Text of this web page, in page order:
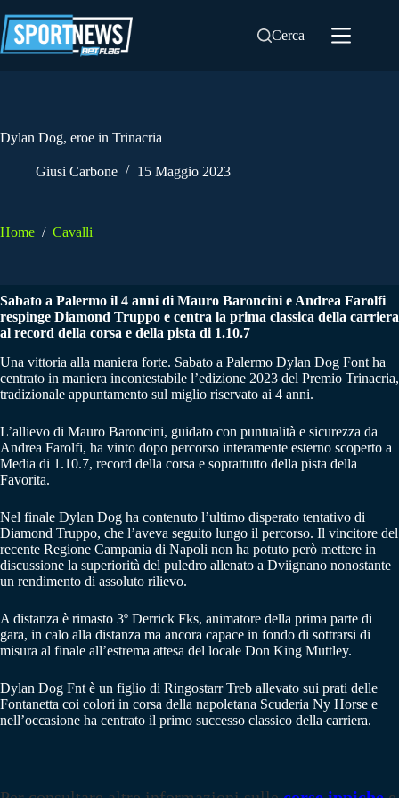
al
contenuto
Cerca
Dylan Dog, eroe in Trinacria
Giusi Carbone 15 Maggio 2023
Home / Cavalli
Sabato a Palermo il 4 anni di Mauro Baroncini e Andrea Farolfi
respinge Diamond Truppo e centra la prima classica della carriera
al record della corsa e della pista di 1.10.7
Una vittoria alla maniera forte. Sabato a Palermo Dylan Dog Font ha
centrato in maniera incontestabile l’edizione 2023 del Premio Trinacria,
tradizionale appuntamento sul miglio riservato ai 4 anni.
L’allievo di Mauro Baroncini, guidato con puntualità e sicurezza da
Andrea Farolfi, ha vinto dopo percorso interamente esterno scoperto a
Media di 1.10.7, record della corsa e soprattutto della pista della
Favorita.
Nel finale Dylan Dog ha contenuto l’ultimo disperato tentativo di
Diamond Truppo, che l’aveva seguito lungo il percorso. Il vincitore del
recente Regione Campania di Napoli non ha potuto però mettere in
discussione la superiorità del puledro allenato a Dviignano nonostante
un rendimento di assoluto rilievo.
A distanza è rimasto 3º Derrick Fks, animatore della prima parte di
gara, in calo alla distanza ma ancora capace in fondo di sottrarsi di
misura al finale all’estrema attesa del locale Don King Muttley.
Dylan Dog Fnt è un figlio di Ringostarr Treb allevato sui prati delle
Fontanetta coi colori in corsa della napoletana Scuderia Ny Horse e
nell’occasione ha centrato il primo successo classico della carriera.